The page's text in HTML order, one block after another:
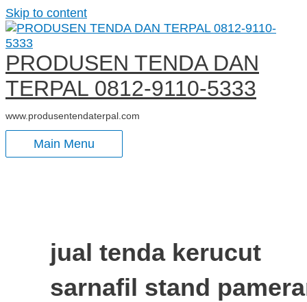
Skip to content
PRODUSEN TENDA DAN
TERPAL 0812-9110-5333
www.produsentendaterpal.com
Main Menu
jual tenda kerucut
sarnafil stand